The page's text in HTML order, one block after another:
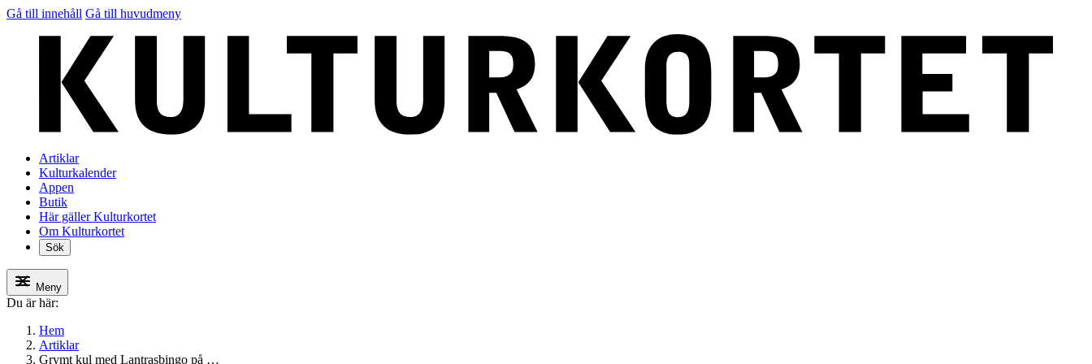
Gå till innehåll Gå till huvudmeny
Artiklar
Kulturkalender
Appen
Butik
Här gäller Kulturkortet
Om Kulturkortet
Sök
Meny
Du är här:
Hem
Artiklar
Grymt kul med Lantrasbingo på …